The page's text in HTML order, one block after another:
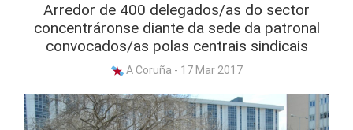
Arredor de 400 delegados/as do sector
concentráronse diante da sede da patronal
convocados/as polas centrais sindicais
A Coruña - 17 Mar 2017